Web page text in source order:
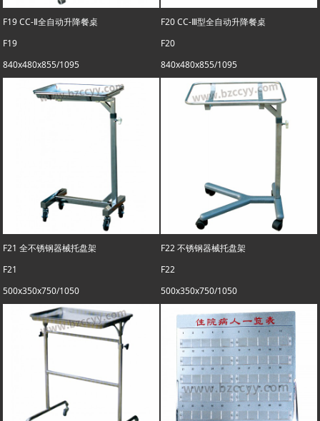
F19 CC-Ⅱ全自动升降餐桌
F19
840x480x855/1095
F20 CC-Ⅲ型全自动升降餐桌
F20
840x480x855/1095
F21 全不锈钢器械托盘架
F21
500x350x750/1050
F22 不锈钢器械托盘架
F22
500x350x750/1050